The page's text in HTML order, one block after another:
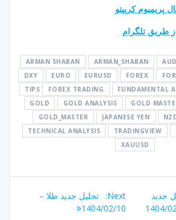
پریمیوم کریپتو
طریق تلگرام
ARMAN SHABAN ARMAN_SHABAN
DXY
EURO EURUSD FOREX
TIPS
FOREX TRADING FUNDAMENTAL
GOLD
GOLD ANALYSIS GOLD
GOLD_MASTER
JAPANESE YEN
TECHNICAL ANALYSIS
TRADINGVIEW
XAUUSD
جدید
Next:
Next
post:
تحلیل جدید طلا –
1404/02/10